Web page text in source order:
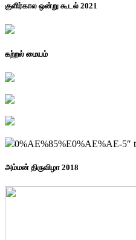
குளிர்கால ஒன்று கூடல் 2021
கற்றல் மையம்
0%AE%85%E0%AE%AE-5″
அம்மன் திருவிழா 2018